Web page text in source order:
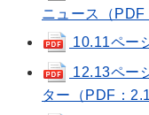
ニュース（PDF
10.11ペー
12.13ペー
ター（PDF：